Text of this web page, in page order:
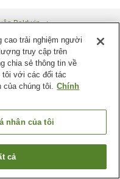
Baldwin
Inn Bay Minette)
cao trải nghiệm người
truy cập trên
chia sẻ thông tin về
tôi với các đối tác
của chúng tôi. Chính
nhân của tôi
cả